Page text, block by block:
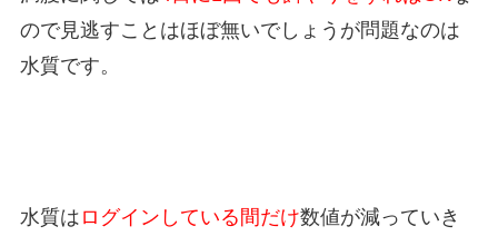
ので見逃すことはほぼ無いでしょうが問題なのは
水質です。
水質は ログインしている間だけ数値が減っていき